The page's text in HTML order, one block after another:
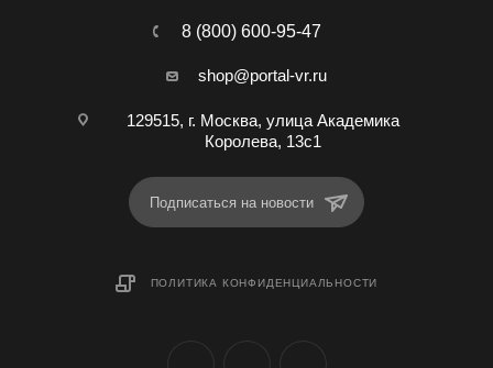
8 (800) 600-95-47
shop@portal-vr.ru
129515, г. Москва, улица Академика
Королева, 13с1
Подписаться на новости
ПОЛИТИКА КОНФИДЕНЦИАЛЬНОСТИ